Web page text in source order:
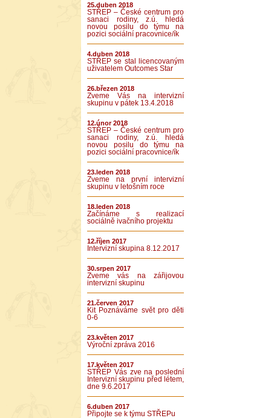
25.duben 2018
STŘEP – České centrum pro
sanaci rodiny, z.ú. hledá
novou posilu do týmu na
pozici sociální pracovnice/ík
4.duben 2018
STŘEP se stal licencovaným
uživatelem Outcomes Star
26.březen 2018
Zveme Vás na intervizní
skupinu v pátek 13.4.2018
12.únor 2018
STŘEP – České centrum pro
sanaci rodiny, z.ú. hledá
novou posilu do týmu na
pozici sociální pracovnice/ík
23.leden 2018
Zveme na první intervizní
skupinu v letošním roce
18.leden 2018
Začínáme s realizací
sociálně ivačního projektu
12.říjen 2017
Intervizní skupina 8.12.2017
30.srpen 2017
Zveme vás na zářijovou
intervizní skupinu
21.červen 2017
Kit Poznáváme svět pro děti
0-6
23.květen 2017
Výroční zpráva 2016
17.květen 2017
STŘEP Vás zve na poslední
Intervizní skupinu před létem,
dne 9.6.2017
6.duben 2017
Připojte se k týmu STŘEPu